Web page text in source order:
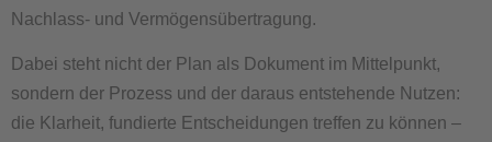
Nachlass- und Vermögensübertragung.
Dabei steht nicht der Plan als Dokument im Mittelpunkt,
sondern der Prozess und der daraus entstehende Nutzen:
die Klarheit, fundierte Entscheidungen treffen zu können –